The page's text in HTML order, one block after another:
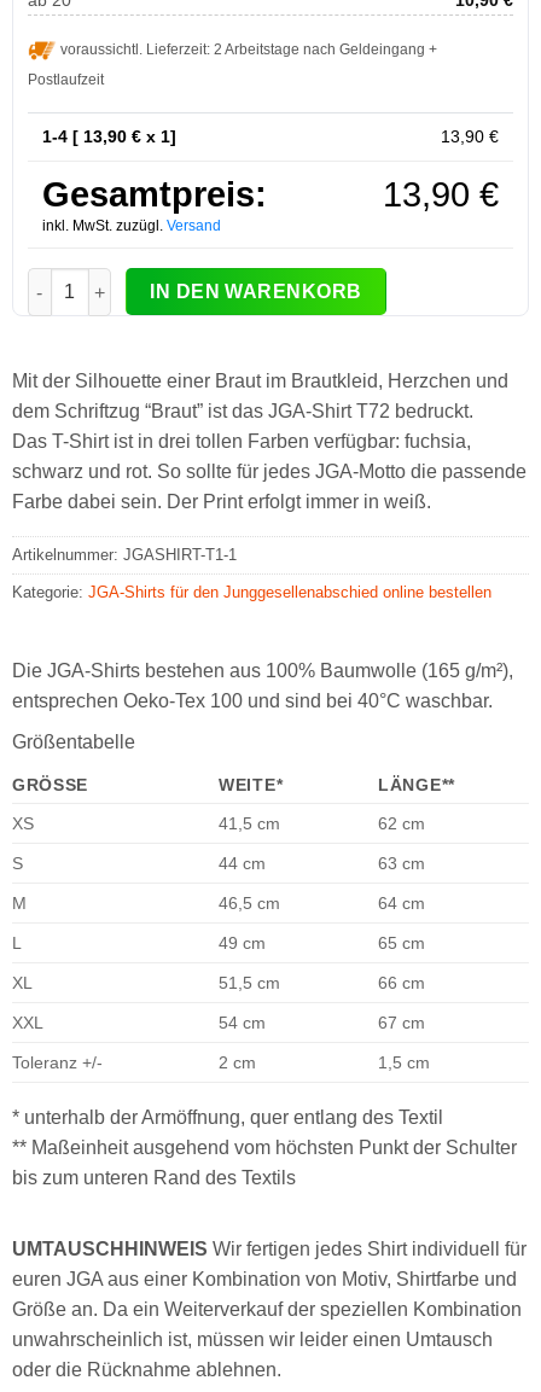
voraussichtl. Lieferzeit: 2 Arbeitstage nach Geldeingang +
Postlaufzeit
1-4 [ 13,90€ x 1] 13,90€
Gesamtpreis:
inkl. MwSt. zuzügl. Versand
13,90 €
JGA T-Shirt Braut Silhouette Herzen #72 Menge
IN DEN WARENKORB
Mit der Silhouette einer Braut im Brautkleid, Herzchen und
dem Schriftzug “Braut” ist das JGA-Shirt T72 bedruckt.
Das T-Shirt ist in drei tollen Farben verfügbar: fuchsia,
schwarz und rot. So sollte für jedes JGA-Motto die passende
Farbe dabei sein. Der Print erfolgt immer in weiß.
Artikelnummer: JGASHIRT-T1-1
Kategorie: JGA-Shirts für den Junggesellenabschied online bestellen
Die JGA-Shirts bestehen aus 100% Baumwolle (165 g/m²),
entsprechen Oeko-Tex 100 und sind bei 40°C waschbar.
Größentabelle
GRÖSSE WEITE*
LÄNGE**
XS
41,5 cm 62 cm
S 44 cm 63 cm
M 46,5 cm 64 cm
L 49 cm 65 cm
XL 51,5 cm 66 cm
XXL 54 cm 67 cm
Toleranz +/- 2 cm 1,5 cm
* unterhalb der Armöffnung, quer entlang des Textil
** Maßeinheit ausgehend vom höchsten Punkt der Schulter
bis zum unteren Rand des Textils
UMTAUSCHHINWEIS Wir fertigen jedes Shirt individuell für
euren JGA aus einer Kombination von Motiv, Shirtfarbe und
Größe an. Da ein Weiterverkauf der speziellen Kombination
unwahrscheinlich ist, müssen wir leider einen Umtausch
oder die Rücknahme ablehnen.